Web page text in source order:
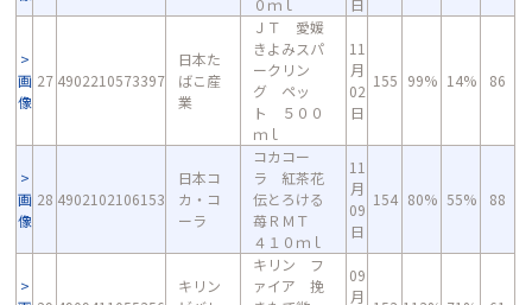
０ｍｌ
日
画
像
27 4902210573397
日本た
ばこ産
業
ＪＴ 愛媛
きよみスパ
ークリン
グ ペッ
ト ５００
ｍｌ
11
月
02
日
155 99% 14% 86
画
像
28 4902102106153
日本コ
カ・コ
ーラ
コカコー
ラ 紅茶花
伝とろける
苺ＲＭＴ
４１０ｍｌ
11
月
09
日
154 80% 55% 88
キリン
キリン フ
ァイア 挽
09
月